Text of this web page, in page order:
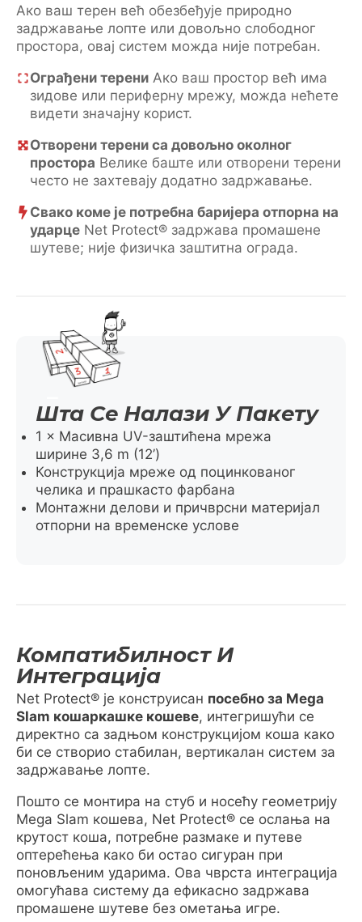
Ако ваш терен већ обезбеђује природно
задржавање лопте или довољно слободног
простора, овај систем можда није потребан.
Ограђени терени Ако ваш простор већ има
зидове или периферну мрежу, можда нећете
видети значајну корист.
Отворени терени са довољно околног
простора Велике баште или отворени терени
често не захтевају додатно задржавање.
Свако коме је потребна баријера отпорна на
ударце Net Protect® задржава промашене
шутеве; није физичка заштитна ограда.
Шта Се Налази У Пакету
1 × Масивна UV-заштићена мрежа
ширине 3,6 m (12’)
Конструкција мреже од поцинкованог
челика и прашкасто фарбана
Монтажни делови и причврсни материјал
отпорни на временске услове
Компатибилност И
Интеграција
Net Protect® је конструисан посебно за Mega
Slam кошаркашке кошеве, интегришући се
директно са задњом конструкцијом коша како
би се створио стабилан, вертикалан систем за
задржавање лопте.
Пошто се монтира на стуб и носећу геометрију
Mega Slam кошева, Net Protect® се ослања на
крутост коша, потребне размаке и путеве
оптерећења како би остао сигуран при
поновљеним ударима. Ова чврста интеграција
омогућава систему да ефикасно задржава
промашене шутеве без ометања игре.